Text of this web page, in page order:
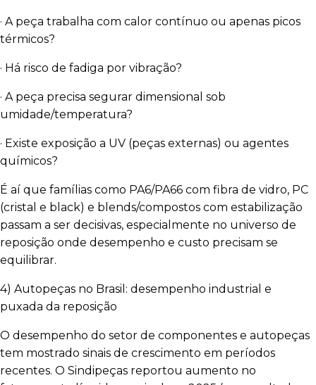
· A peça trabalha com calor contínuo ou apenas picos
térmicos?
· Há risco de fadiga por vibração?
· A peça precisa segurar dimensional sob
umidade/temperatura?
· Existe exposição a UV (peças externas) ou agentes
químicos?
É aí que famílias como PA6/PA66 com fibra de vidro, PC
(cristal e black) e blends/compostos com estabilização
passam a ser decisivas, especialmente no universo de
reposição onde desempenho e custo precisam se
equilibrar.
4) Autopeças no Brasil: desempenho industrial e
puxada da reposição
O desempenho do setor de componentes e autopeças
tem mostrado sinais de crescimento em períodos
recentes. O Sindipeças reportou aumento no